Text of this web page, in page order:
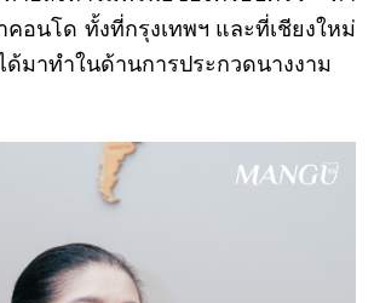
อนโด ทั้งที่กรุงเทพฯ และที่เชียงใหม่
มาทำในด้านการประกวดนางงาม